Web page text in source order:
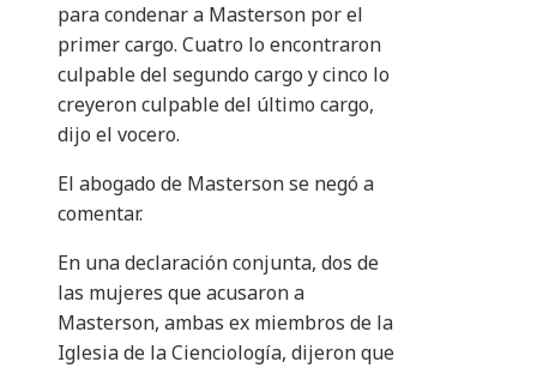
para condenar a Masterson por el
primer cargo. Cuatro lo encontraron
culpable del segundo cargo y cinco lo
creyeron culpable del último cargo,
dijo el vocero.
El abogado de Masterson se negó a
comentar.
En una declaración conjunta, dos de
las mujeres que acusaron a
Masterson, ambas ex miembros de la
Iglesia de la Cienciología, dijeron que